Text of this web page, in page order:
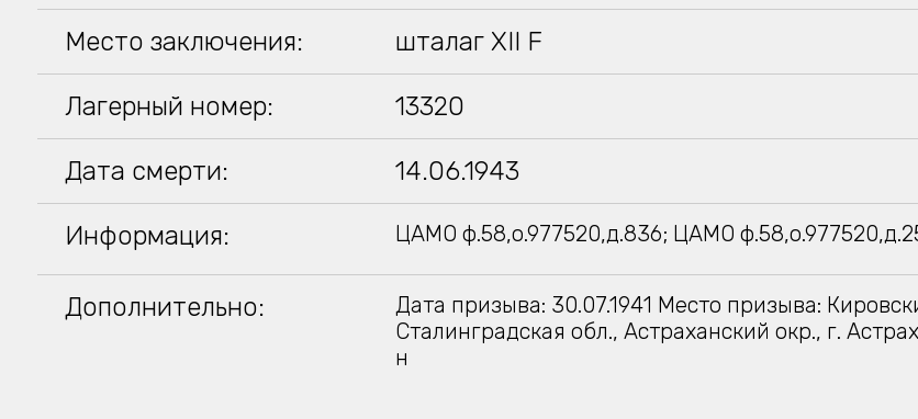
Место заключения: шталаг XII F
Лагерный номер: 13320
Дата смерти: 14.06.1943
Информация: ЦАМО ф.58,о.977520,д.836; ЦАМО
Дополнительно:
Дата призыва: 30.07.1941 Место призыва:
Сталинградская обл., Астраханский окр., г.
н